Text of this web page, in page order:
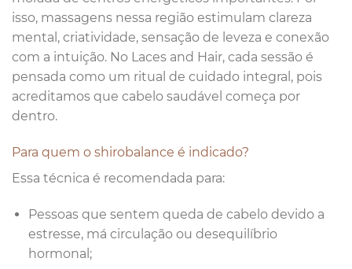
isso, massagens nessa região estimulam clareza
mental, criatividade, sensação de leveza e conexão
com a intuição. No Laces and Hair, cada sessão é
pensada como um ritual de cuidado integral, pois
acreditamos que cabelo saudável começa por
dentro.
Para quem o shirobalance é indicado?
Essa técnica é recomendada para:
Pessoas que sentem queda de cabelo devido a
estresse, má circulação ou desequilíbrio
hormonal;